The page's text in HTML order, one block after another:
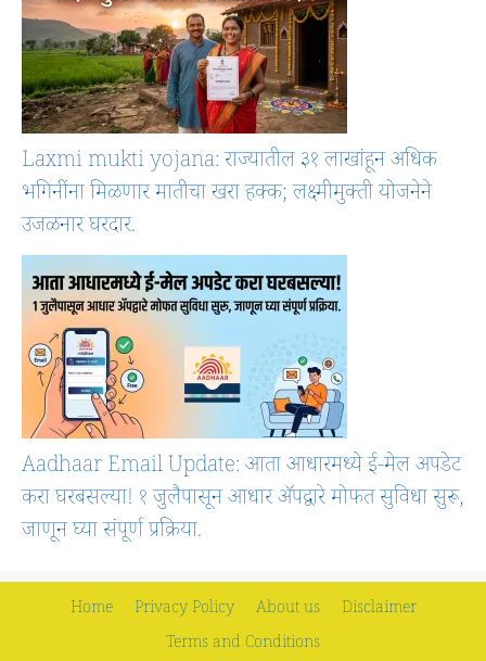
Laxmi mukti yojana: राज्यातील ३१ लाखांहून अधिक
भगिनींना मिळणार मातीचा खरा हक्क; लक्ष्मीमुक्ती योजनेने
उजळनार घरदार.
Aadhaar Email Update: आता आधारमध्ये ई-मेल अपडेट
करा घरबसल्या! १ जुलैपासून आधार ॲपद्वारे मोफत सुविधा सुरू,
जाणून घ्या संपूर्ण प्रक्रिया.
Home Privacy Policy About us
Disclaimer
Terms and Conditions